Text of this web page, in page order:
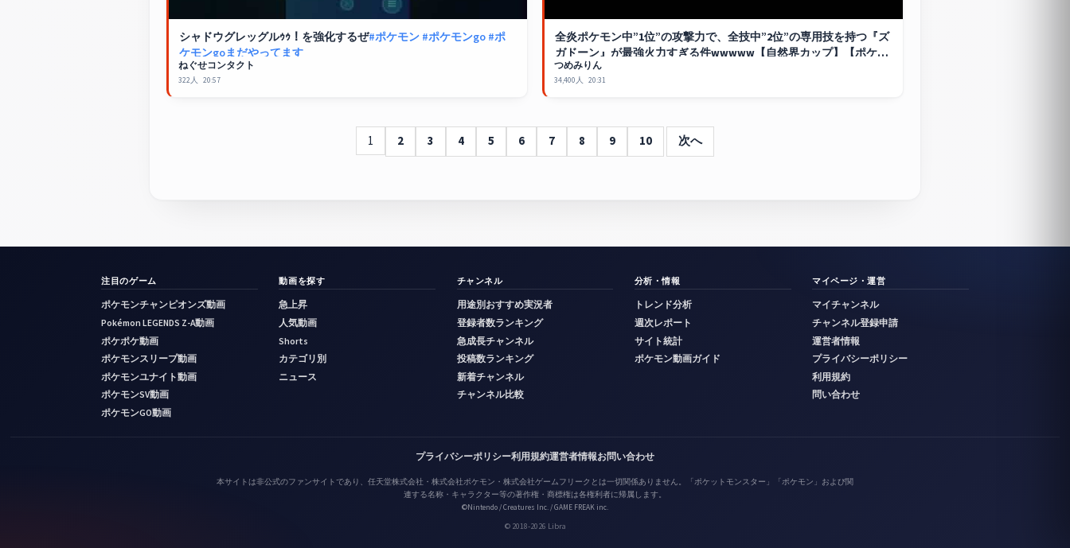
シャドウグレッグルｩｩ！を強化するぜ#ポケモン #ポケモンgo #ポ
ケモンgoまだやってます
ねぐせコンタクト
322人 20:57
全炎ポケモン中”1位”の攻撃力で、全技中”2位”の専用技を持つ『ズ
ガドーン』が最強火力すぎる件wwwww【自然界カップ】【ポケモ
ンGO】
つめみりん
34,400人 20:31
1 2 3 4 5 6 7 8 9 10 次へ
注目のゲーム
ポケモンチャンピオンズ動画
Pokémon LEGENDS Z-A動画
ポケポケ動画
ポケモンスリープ動画
ポケモンユナイト動画
ポケモンSV動画
ポケモンGO動画
動画を探す
急上昇
人気動画
Shorts
カテゴリ別
ニュース
チャンネル
用途別おすすめ実況者
登録者数ランキング
急成長チャンネル
投稿数ランキング
新着チャンネル
チャンネル比較
分析・情報
トレンド分析
週次レポート
サイト統計
ポケモン動画ガイド
マイページ・運営
マイチャンネル
チャンネル登録申請
運営者情報
プライバシーポリシー
利用規約
問い合わせ
プライバシーポリシー利用規約運営者情報お問い合わせ
本サイトは非公式のファンサイトであり、任天堂株式会社・株式会社ポケモン・株式会社ゲームフリークとは一切関係ありません。「ポケットモンスター」「ポケモン」および関
連する名称・キャラクター等の著作権・商標権は各権利者に帰属します。
©Nintendo / Creatures Inc. / GAME FREAK inc.
© 2018-2026 Libra